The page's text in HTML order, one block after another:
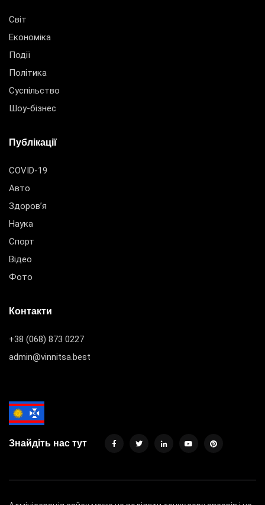
Світ
Економіка
Події
Політика
Суспільство
Шоу-бізнес
Публікації
COVID-19
Авто
Здоров’я
Наука
Спорт
Відео
Фото
Контакти
+38 (068) 873 0227
admin@vinnitsa.best
Знайдіть нас тут